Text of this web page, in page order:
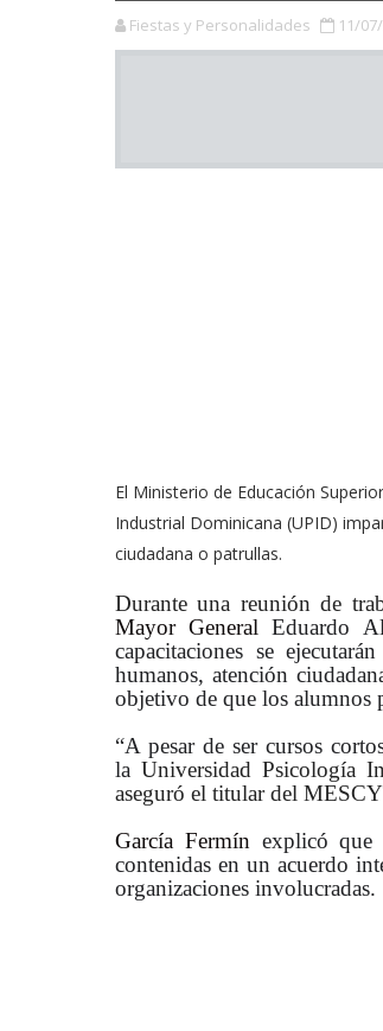
Fiestas y Personalidades 11/
El Ministerio de Educación
Industrial Dominicana (UPID)
ciudadana o patrullas.
Durante una reunión de
Mayor GeneralEduardo
capacitaciones se
humanos, atención
objetivo de que los alumnos
“A pesar de ser cursos
la Universidad Psicología
aseguró el titular del
García Fermín explicó que
contenidas en un acuerdo
organizaciones involucradas.